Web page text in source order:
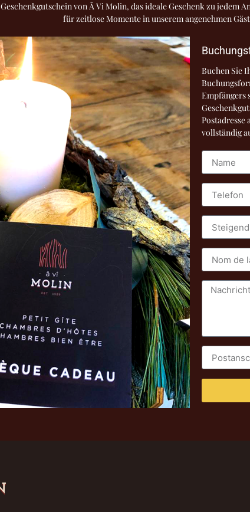
Geschenkgutschein von Â Vi Molin, das ideale Geschenk zu jedem
für zeitlose Momente in unserem angenehmen
Buchen Sie
Empfängers
Postadresse
vollständig